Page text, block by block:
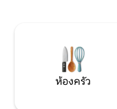
ห้องครัว